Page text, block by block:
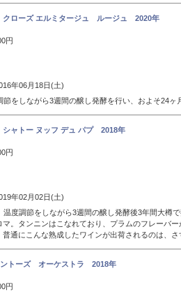
ローズ エルミタージュ ルージュ 2020年
円
年06月18日(土)
をしながら3週間の醸し発酵を行い、およそ24ヶ
ャトー ヌッフ デュ パプ 2018年
円
年02月02日(土)
度調節をしながら3週間の醸し発酵後3年間大樽
。タンニンはこなれており、プラムのフレーバ
通にこんな熟成したワインが出荷されるのは、さ
トーズ オーケストラ 2018年
円